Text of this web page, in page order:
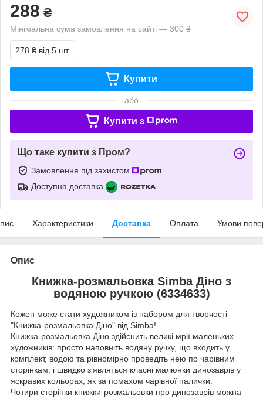
288 ₴
Мінімальна сума замовлення на сайті — 300 ₴
278 ₴ від 5 шт.
Купити
або
Купити з
Що таке купити з Пром?
Замовлення під захистом
Доступна доставка
Характеристики Доставка Оплата Умови
Опис
Книжка-розмальовка Simba Діно з
водяною ручкою (6334633)
Кожен може стати художником із набором для творчості
"Книжка-розмальовка Діно" від Simba!
Книжка-розмальовка Діно здійснить великі мрії маленьких
художників: просто наповніть водяну ручку, що входить у
комплект, водою та рівномірно проведіть нею по чарівним
сторінкам, і швидко з’являться класні малюнки динозаврів у
яскравих кольорах, як за помахом чарівної палички.
Чотири сторінки книжки-розмальовки про динозаврів можна